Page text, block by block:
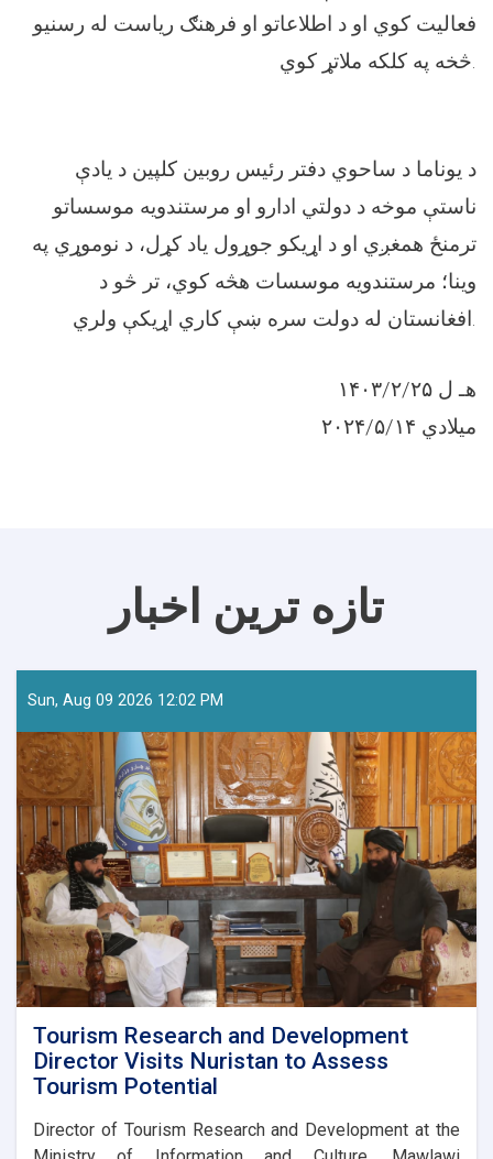
فعاليت کوي او د اطلاعاتو او فرهنګ رياست له رسنيو
د يوناما د ساحوي دفتر رئيس روبين کلپين د يادې
ناستې موخه د دولتي ادارو او مرستندويه موسساتو
ترمنځ همغږي او د اړيکو جوړول ياد کړل، د نوموړي په
وينا؛ مرستندويه موسسات هڅه کوي، تر څو د
۱۴۰۳/۲/۲۵ هـ ل
۲۰۲۴/۵/۱۴ میلادي
تازه ترین اخبار
Sun, Aug 09 2026 12:02 PM
Tourism Research and Development
Director Visits Nuristan to Assess
Tourism Potential
Director of Tourism Research and Development at the